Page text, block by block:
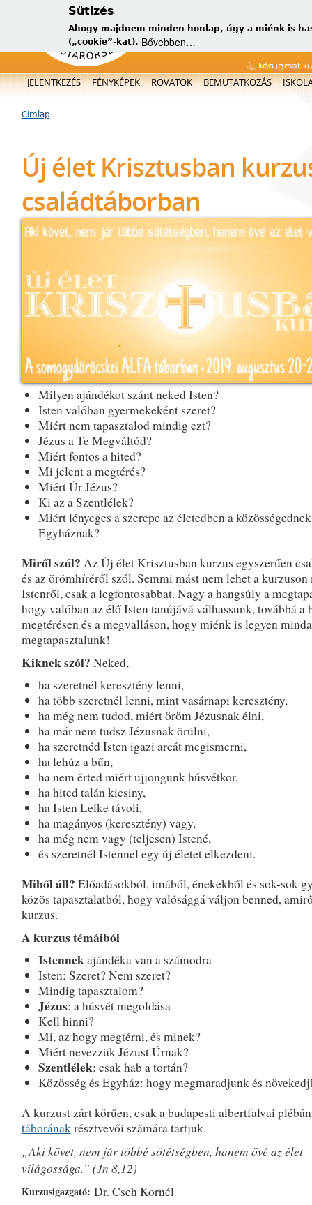
Sütizés
Ahogy majdnem minden honlap, úgy a miénk is
(„cookie”-kat). Bővebben…
új,
Főmenü
JELENTKEZÉS FÉNYKÉPEK ROVATOK BEMUTATKOZÁS
Jelenlegi hely
Címlap
Új élet Krisztusban
családtáborban
Milyen ajándékot szánt neked Isten?
Isten valóban gyermekeként szeret?
Miért nem tapasztalod mindig ezt?
Jézus a Te Megváltód?
Miért fontos a hited?
Mi jelent a megtérés?
Miért Úr Jézus?
Ki az a Szentlélek?
Miért lényeges a szerepe az életedben a
Egyháznak?
Miről szól? Az Új élet Krisztusban kurzus egyszerűen
és az örömhíréről szól. Semmi mást nem lehet a
Istenről, csak a legfontosabbat. Nagy a hangsúly a
hogy valóban az élő Isten tanújává válhassunk, továbbá a
megtérésen és a megvalláson, hogy miénk is legyen
megtapasztalunk!
Kiknek szól? Neked,
ha szeretnél keresztény lenni,
ha több szeretnél lenni, mint vasárnapi keresztény,
ha még nem tudod, miért öröm Jézusnak élni,
ha már nem tudsz Jézusnak örülni,
ha szeretnéd Isten igazi arcát megismerni,
ha lehúz a bűn,
ha nem érted miért ujjongunk húsvétkor,
ha hited talán kicsiny,
ha Isten Lelke távoli,
ha magányos (keresztény) vagy,
ha még nem vagy (teljesen) Istené,
és szeretnél Istennel egy új életet elkezdeni.
Miből áll? Előadásokból, imából, énekekből és sok-sok
közös tapasztalatból, hogy valósággá váljon benned,
kurzus.
A kurzus témáiból
Istennekajándéka van a számodra
Isten: Szeret? Nem szeret?
Mindig tapasztalom?
Jézus: a húsvét megoldása
Kell hinni?
Mi, az hogy megtérni, és minek?
Miért nevezzük Jézust Úrnak?
Szentlélek: csak hab a tortán?
Közösség és Egyház: hogy megmaradjunk és
A kurzust zárt körűen, csak a budapesti albertfalvai
táboránakrésztvevői számára tartjuk.
„Aki követ, nem jár többé sötétségben, hanem övé az élet
világossága.” (Jn 8,12)
Kurzusigazgató: Dr. Cseh Kornél